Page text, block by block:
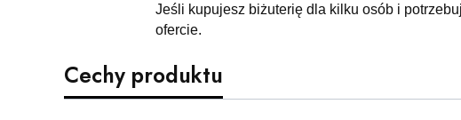
Jeśli kupujesz biżuterię dla kilku osób i
ofercie.
Cechy produktu